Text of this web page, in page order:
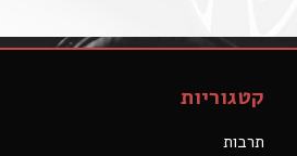
קטגוריות
תרבות